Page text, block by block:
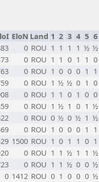
EloN Land 1 2 3 4 5 6
0 ROU 1 1 1 1 ½ ½
0 ROU 1 1 0 1 1 0
0 ROU 1 0 0 0 1 1
0 ROU 1 ½ ½ 0 1 0
0 ROU 1 1 0 1 0 0
0 ROU 1 ½ 1 0 1 ½
0 ROU 0 ½ 0 ½ 1 ½
0 ROU 1 0 0 0 1 1
1500 ROU 1 0 1 1 0 1
0 ROU 1 1 ½ 1 1 ½
0 ROU 1 1 ½ 0 0 ½
0 1412 ROU 0 1 0 0 0 ½